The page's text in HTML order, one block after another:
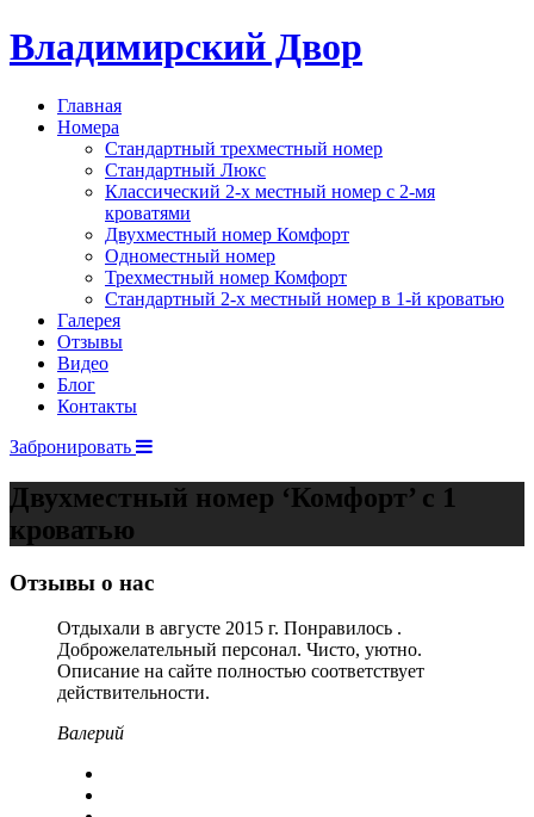
Владимирский Двор
Главная
Номера
Стандартный трехместный номер
Стандартный Люкс
Классический 2-х местный номер с 2-мя
кроватями
Двухместный номер Комфорт
Одноместный номер
Трехместный номер Комфорт
Стандартный 2-х местный номер в 1-й кроватью
Галерея
Отзывы
Видео
Блог
Контакты
Забронировать
Двухместный номер ‘Комфорт’ с 1
кроватью
Отзывы о нас
Отдыхали в августе 2015 г. Понравилось .
Доброжелательный персонал. Чисто, уютно.
Описание на сайте полностью соответствует
действительности.
Валерий